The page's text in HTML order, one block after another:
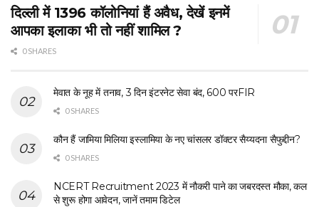
दिल्ली में 1396 कॉलोनियां हैं अवैध, देखें इनमें
आपका इलाका भी तो नहीं शामिल ?
0 SHARES
मेवात के नूह में तनाव, 3 दिन इंटरनेट सेवा बंद, 600 परFIR
0 SHARES
कौन हैं जामिया मिलिया इस्लामिया के नए चांसलर डॉक्टर सैय्यदना सैफुद्दीन?
0 SHARES
NCERT Recruitment 2023 में नौकरी पाने का जबरदस्त मौका, कल
से शुरू होगा आवेदन, जानें तमाम डिटेल